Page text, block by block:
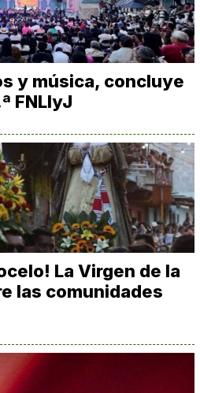
y música, concluye
FNLIyJ
La Virgen de la
las comunidades